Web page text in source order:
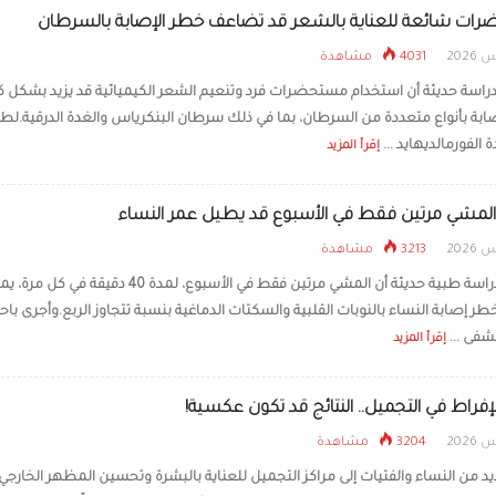
شائعة للعناية بالشعر قد تضاعف خطر الإصابة بالسرطان
4031 مشاهدة
حديثة أن استخدام مستحضرات فرد وتنعيم الشعر الكيميائية قد يزيد بشكل
بأنواع متعددة من السرطان، بما في ذلك سرطان البنكرياس والغدة
الفورمالديهايد ... إقرأ المزيد
مرتين فقط في الأسبوع قد يطيل عمر النساء
3213 مشاهدة
كشفت دراسة طبية حديثة أن المشي مرتين فقط في الأسبوع، لمدة 40
إصابة النساء بالنوبات القلبية والسكتات الدماغية بنسبة تتجاوز الربع.وأجرى
... إقرأ المزيد
في التجميل.. النتائج قد تكون عكسية!
3204 مشاهدة
من النساء والفتيات إلى مراكز التجميل للعناية بالبشرة وتحسين المظهر الخارجي،